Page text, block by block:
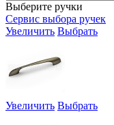
Выберите ручки
Сервис выбора ручек
Увеличить Выбрать
Увеличить Выбрать